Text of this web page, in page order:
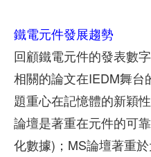
鐵電元件發展趨勢
回顧鐵電元件的發表數
相關的論文在IEDM舞台
題重心在記憶體的新穎
論壇是著重在元件的可
化數據)；MS論壇著重